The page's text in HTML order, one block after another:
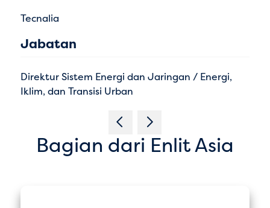
Tecnalia
Jabatan
Direktur Sistem Energi dan Jaringan / Energi,
Iklim, dan Transisi Urban
Bagian dari Enlit Asia